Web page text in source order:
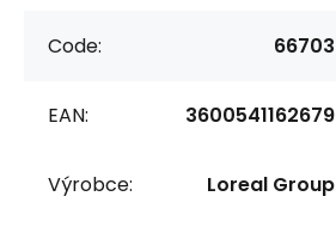
Code: 66703
EAN: 3600541162679
Výrobce: Loreal Group